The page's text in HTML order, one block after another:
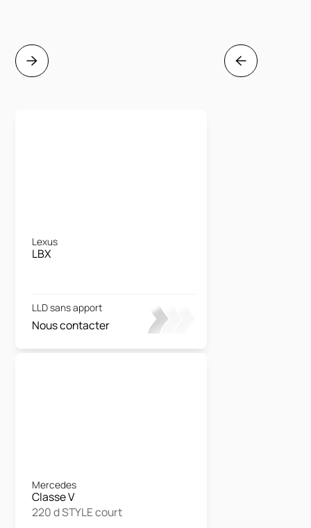
Lexus
LBX
LLD sans apport
Nous contacter
Mercedes
Classe V
220 d STYLE court